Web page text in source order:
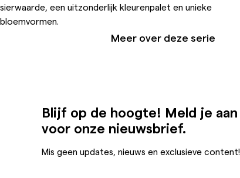
sierwaarde, een uitzonderlijk kleurenpalet en unieke
bloemvormen.
Meer over deze serie
Blijf op de hoogte! Meld je aan
voor onze nieuwsbrief.
Mis geen updates, nieuws en exclusieve content!